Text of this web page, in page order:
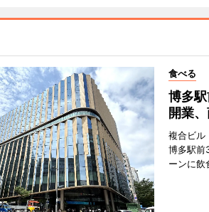
食べる
博多駅
開業
複合ビル
博多駅前
ーンに飲